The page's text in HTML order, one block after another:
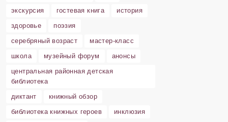
экскурсия
гостевая книга
история
здоровье
поэзия
серебряный возраст
мастер-класс
школа
музейный форум
анонсы
центральная районная детская
библиотека
диктант
книжный обзор
библиотека книжных героев
инклюзия